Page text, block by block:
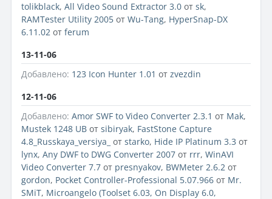
tolikblack, All Video Sound Extractor 3.0 от sk,
RAMTester Utility 2005 от Wu-Tang, HyperSnap-DX
6.11.02 от ferum
13-11-06
Добавлено: 123 Icon Hunter 1.01 от zvezdin
12-11-06
Добавлено: Amor SWF to Video Converter 2.3.1 от Mak,
Mustek 1248 UB от sibiryak, FastStone Capture
4.8_Russkaya_versiya_ от starko, Hide IP Platinum 3.3 от
lynx, Any DWF to DWG Converter 2007 от rrr, WinAVI
Video Converter 7.7 от presnyakov, BWMeter 2.6.2 от
gordon, Pocket Controller-Professional 5.07.966 от Mr.
SMiT, Microangelo (Toolset 6.03, On Display 6.0,